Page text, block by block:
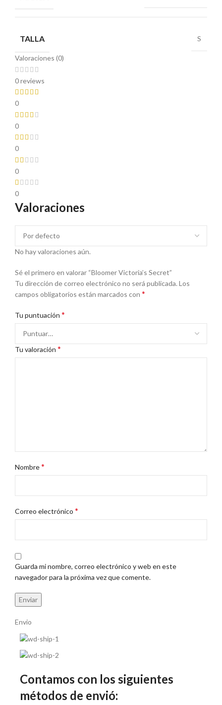
TALLA S
Valoraciones (0)
0 reviews
0
0
0
0
0
Valoraciones
No hay valoraciones aún.
Sé el primero en valorar “Bloomer Victoria’s Secret”
Tu dirección de correo electrónico no será publicada. Los
campos obligatorios están marcados con *
Tu puntuación *
Tu valoración *
Nombre*
Correo electrónico *
Guarda mi nombre, correo electrónico y web en este
navegador para la próxima vez que comente.
Envio
Contamos con los siguientes
métodos de envió: